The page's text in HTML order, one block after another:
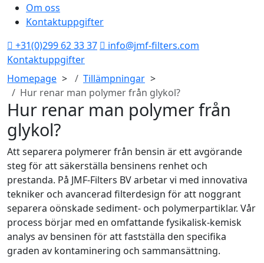
Om oss
Kontaktuppgifter
+31(0)299 62 33 37
info@jmf-filters.com
Kontaktuppgifter
Homepage
Tillämpningar
Hur renar man polymer från glykol?
Hur renar man polymer från
glykol?
Att separera polymerer från bensin är ett avgörande
steg för att säkerställa bensinens renhet och
prestanda. På JMF-Filters BV arbetar vi med innovativa
tekniker och avancerad filterdesign för att noggrant
separera oönskade sediment- och polymerpartiklar. Vår
process börjar med en omfattande fysikalisk-kemisk
analys av bensinen för att fastställa den specifika
graden av kontaminering och sammansättning.